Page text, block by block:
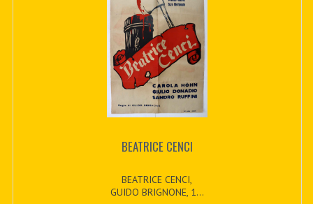
BEATRICE CENCI
BEATRICE CENCI,
GUIDO BRIGNONE, 1...